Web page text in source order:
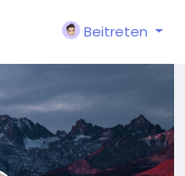
Beitreten